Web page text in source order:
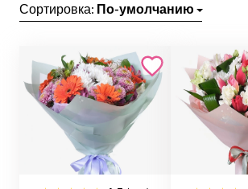
Сортировка: По-умолчанию